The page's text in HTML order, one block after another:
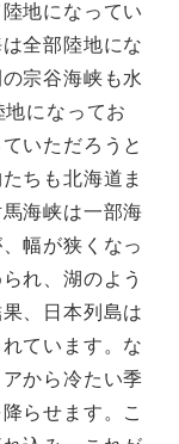
地になってい
全部陸地にな
宗谷海峡も水
になってお
いただろうと
ちも北海道ま
海峡は一部海
幅が狭くなっ
れ、湖のよう
、日本列島は
ています。な
から冷たい季
らせます。こ